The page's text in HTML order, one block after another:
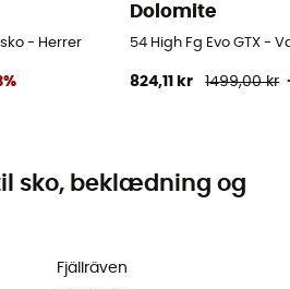
- Herrer
Dolomite
54 High Fg Evo GTX -
824,11 kr 1499,00 kr
sko, beklædning og
Fjällräven